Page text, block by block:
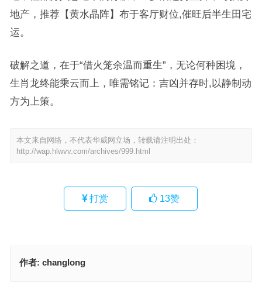
地产，推荐【黄水晶阵】布于客厅财位,催旺后半生田宅
运。
破解之道，在于“借火笼余温而重生”，无论何种困境，
生肖龙终能乘云而上，唯需铭记：吉凶并存时,以静制动
方为上策。
本文来自网络，不代表华威网立场，转载请注明出处：
http://wap.hlwvv.com/archives/999.html
打赏 13赞
作者: changlong